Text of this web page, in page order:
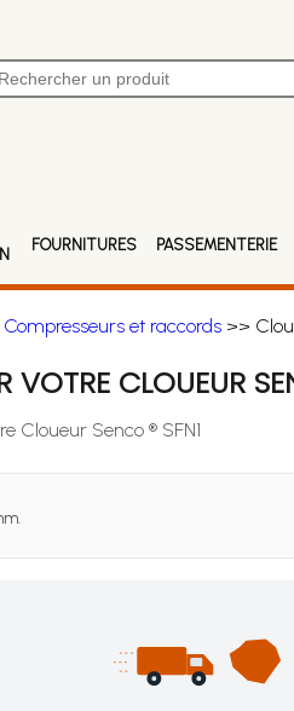
FOURNITURES PASSEMENTERIE
et raccords>>
CLOUEUR
Cloueur Senco ® SFN1